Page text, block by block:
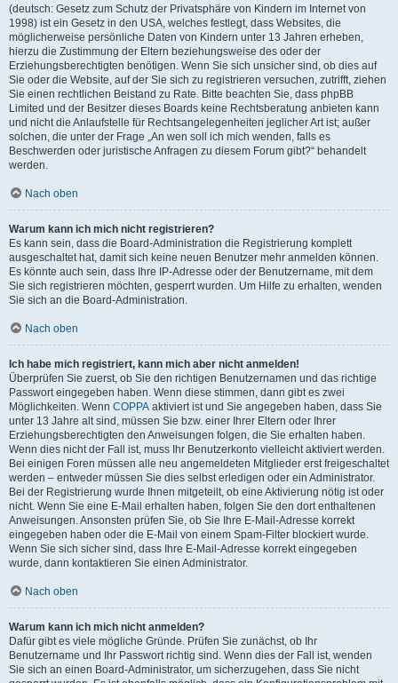
(deutsch: Gesetz zum Schutz der Privatsphäre von Kindern im Internet von
1998) ist ein Gesetz in den USA, welches festlegt, dass Websites, die
möglicherweise persönliche Daten von Kindern unter 13 Jahren erheben,
hierzu die Zustimmung der Eltern beziehungsweise des oder der
Erziehungsberechtigten benötigen. Wenn Sie sich unsicher sind, ob dies auf
Sie oder die Website, auf der Sie sich zu registrieren versuchen, zutrifft, ziehen
Sie einen rechtlichen Beistand zu Rate. Bitte beachten Sie, dass phpBB
Limited und der Besitzer dieses Boards keine Rechtsberatung anbieten kann
und nicht die Anlaufstelle für Rechtsangelegenheiten jeglicher Art ist; außer
solchen, die unter der Frage „An wen soll ich mich wenden, falls es
Beschwerden oder juristische Anfragen zu diesem Forum gibt?“ behandelt
werden.
Nach oben
Warum kann ich mich nicht registrieren?
Es kann sein, dass die Board-Administration die Registrierung komplett
ausgeschaltet hat, damit sich keine neuen Benutzer mehr anmelden können.
Es könnte auch sein, dass Ihre IP-Adresse oder der Benutzername, mit dem
Sie sich registrieren möchten, gesperrt wurden. Um Hilfe zu erhalten, wenden
Sie sich an die Board-Administration.
Nach oben
Ich habe mich registriert, kann mich aber nicht anmelden!
Überprüfen Sie zuerst, ob Sie den richtigen Benutzernamen und das richtige
Passwort eingegeben haben. Wenn diese stimmen, dann gibt es zwei
Möglichkeiten. Wenn COPPA aktiviert ist und Sie angegeben haben, dass Sie
unter 13 Jahre alt sind, müssen Sie bzw. einer Ihrer Eltern oder Ihrer
Erziehungsberechtigten den Anweisungen folgen, die Sie erhalten haben.
Wenn dies nicht der Fall ist, muss Ihr Benutzerkonto vielleicht aktiviert werden.
Bei einigen Foren müssen alle neu angemeldeten Mitglieder erst freigeschaltet
werden – entweder müssen Sie dies selbst erledigen oder ein Administrator.
Bei der Registrierung wurde Ihnen mitgeteilt, ob eine Aktivierung nötig ist oder
nicht. Wenn Sie eine E-Mail erhalten haben, folgen Sie den dort enthaltenen
Anweisungen. Ansonsten prüfen Sie, ob Sie Ihre E-Mail-Adresse korrekt
eingegeben haben oder die E-Mail von einem Spam-Filter blockiert wurde.
Wenn Sie sich sicher sind, dass Ihre E-Mail-Adresse korrekt eingegeben
wurde, dann kontaktieren Sie einen Administrator.
Nach oben
Warum kann ich mich nicht anmelden?
Dafür gibt es viele mögliche Gründe. Prüfen Sie zunächst, ob Ihr
Benutzername und Ihr Passwort richtig sind. Wenn dies der Fall ist, wenden
Sie sich an einen Board-Administrator, um sicherzugehen, dass Sie nicht